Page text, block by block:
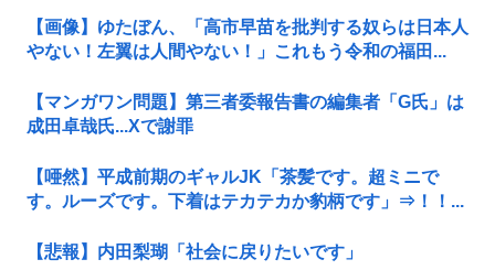
【画像】ゆたぼん、「高市早苗を批判する奴らは日本人
やない！左翼は人間やない！」これもう令和の福田...
【マンガワン問題】第三者委報告書の編集者「G氏」は
成田卓哉氏...Xで謝罪
【唖然】平成前期のギャルJK「茶髪です。超ミニで
す。ルーズです。下着はテカテカか豹柄です」⇒！！...
【悲報】内田梨瑚「社会に戻りたいです」